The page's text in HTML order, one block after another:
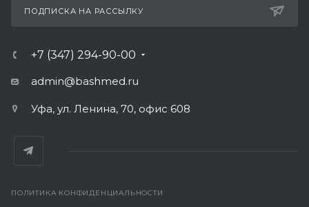
ПОДПИСКА НА РАССЫЛКУ
+7 (347) 294-90-00
admin@bashmed.ru
Уфа, ул. Ленина, 70, офис 608
ПОЛИТИКА КОНФИДЕНЦИАЛЬНОСТИ